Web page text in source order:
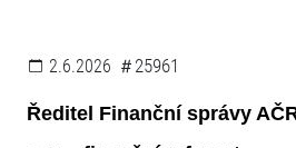
2.6.2026 25961
Ředitel Finanční správy